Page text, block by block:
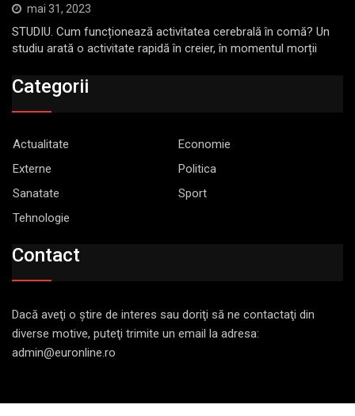
mai 31, 2023
STUDIU. Cum funcționează activitatea cerebrală în comă? Un
studiu arată o activitate rapidă în creier, în momentul morții
Categorii
Actualitate
Economie
Externe
Politica
Sanatate
Sport
Tehnologie
Contact
Dacă aveţi o ştire de interes sau doriţi să ne contactaţi din
diverse motive, puteţi trimite un email la adresa:
admin@euronline.ro